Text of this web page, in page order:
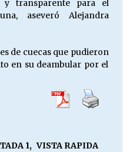
y transparente para el
aseveró Alejandra
de cuecas que pudieron
en su deambular por el
1, VISTA RAPIDA